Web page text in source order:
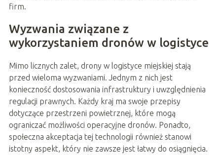
firm.
Wyzwania związane z
wykorzystaniem dronów w logistyce
Mimo licznych zalet, drony w logistyce miejskiej stają
przed wieloma wyzwaniami. Jednym z nich jest
konieczność dostosowania infrastruktury i uwzględnienia
regulacji prawnych. Każdy kraj ma swoje przepisy
dotyczące przestrzeni powietrznej, które mogą
ograniczać możliwości operacyjne dronów. Ponadto,
społeczna akceptacja tej technologii również stanowi
istotny aspekt, który nie zawsze jest łatwy do osiągnięcia.